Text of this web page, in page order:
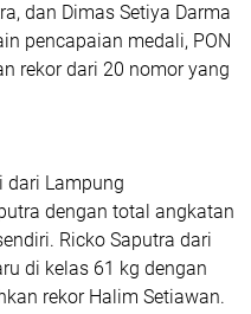
dan Dimas Setiya Darma
pencapaian medali, PON
rekor dari 20 nomor yang
dari Lampung
dengan total angkatan
Ricko Saputra dari
di kelas 61 kg dengan
rekor Halim Setiawan.